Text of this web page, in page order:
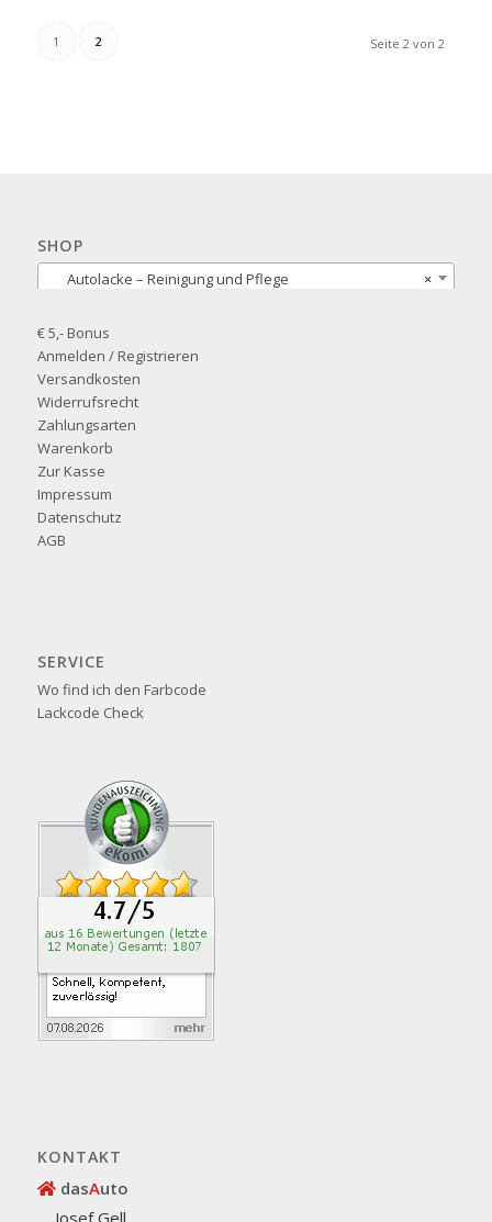
Seite 2 von 2
1 2
SHOP
×
Autolacke – Reinigung und Pflege
€ 5,- Bonus
Anmelden / Registrieren
Versandkosten
Widerrufsrecht
Zahlungsarten
Warenkorb
Zur Kasse
Impressum
Datenschutz
AGB
SERVICE
Wo find ich den Farbcode
Lackcode Check
KONTAKT
dasAuto